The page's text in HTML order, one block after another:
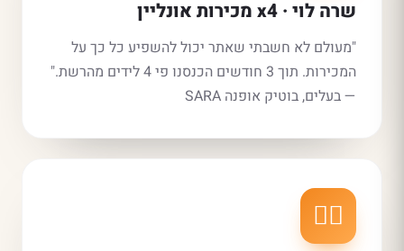
שרה לוי · x4 מכירות אונליין
"מעולם לא חשבתי שאתר יכול להשפיע כל כך על
המכירות. תוך 3 חודשים הכנסנו פי 4 לידים מהרשת."
— בעלים, בוטיק אופנה SARA
👨‍⚕️